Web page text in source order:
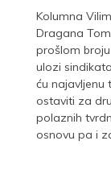
Kolumna
Dragana
prošlom
ulozi
ću najavljenu
ostaviti za
polaznih
osnovu pa i